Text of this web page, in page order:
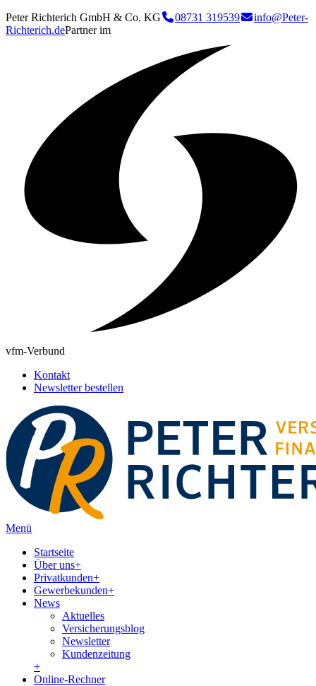
Peter Richterich GmbH & Co. KG 08731 319539
info@Peter-
Richterich.dePartner im
vfm-Verbund
Kontakt
Newsletter bestellen
Menü
Startseite
Über uns+
Privatkunden+
Gewerbekunden+
News
Aktuelles
Versicherungsblog
Newsletter
Kundenzeitung
+
Online-Rechner